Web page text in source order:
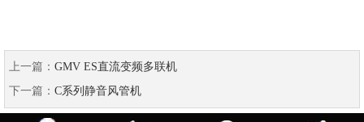
上一篇： GMV ES直流变频多联机
下一篇： C系列静音风管机